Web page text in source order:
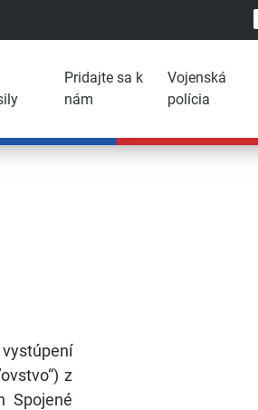
Pridajte sa k
nám
Vojenská
polícia
z
Spojené